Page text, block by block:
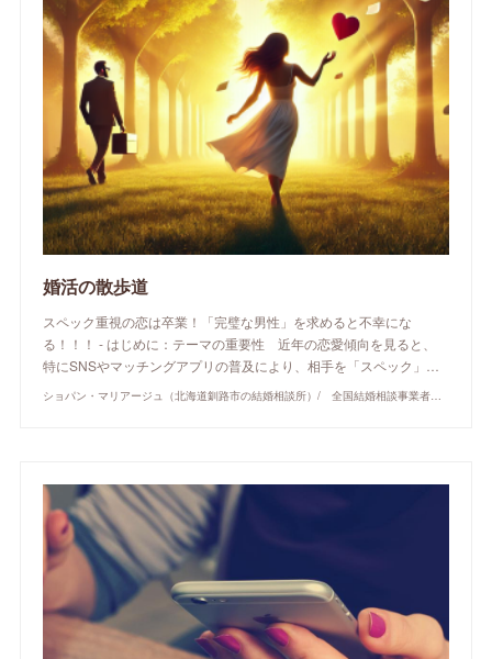
婚活の散歩道
スペック重視の恋は卒業！「完璧な男性」を求めると不幸にな
る！！！ - はじめに：テーマの重要性 近年の恋愛傾向を見ると、
特にSNSやマッチングアプリの普及により、相手を「スペック」…
ショパン・マリアージュ（北海道釧路市の結婚相談所）/ 全国結婚相談事業者連盟正規加盟店 / cherry-piano.com